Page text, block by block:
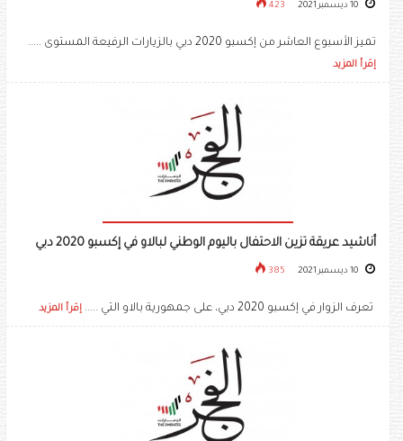
423
تميز الأسبوع العاشر من إكسبو 2020 دبي بالزيارات الرفيعة المستوى .....
إقرأ المزيد
أناشيد عريقة تزين الاحتفال باليوم الوطني لبالاو في إكسبو 2020 دبي
385
تعرف الزوار في إكسبو 2020 دبي، على جمهورية بالاو التي ..... إقرأ المزيد